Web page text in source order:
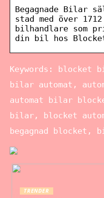
Begagnade Bilar
stad med över
bilhandlare som
din bil hos
Keywords: blocket
bilar automat,
automat bilar
bilar, blocket
begagnad blocket,
TRENDER